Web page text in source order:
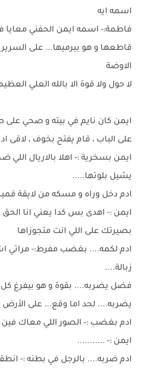
اسمه ايه
فاطمة:- اسمه ايمن الحفني معايا
قاطعها و هو بيرميها... على
الاوضة
لا حول ولا قوة الا بالله العلي
ايمن كان نايم في بيته و صحي
على الباب ، قام يفتح بخوف ، لاقى
ايمن بسخرية :- اهلا بالاريال اللي
يشيل بلوتها.....
ادم دخل وراه و مسكه من لايقة
ايمن :- اهدى بس كدا يعني انا الحق
بصيرتك على اللي انت متجوزاها
ادم لكمه.... بغضب مفرط:- مراتي
زبالة....
فضل يضربه.... بقوة و هو بيفرغ
يضربه.... لحد اما وقع... على الأرض
ادم بغضب :- الصور اللي معاك فين
ايمن :- ...........
ادم ضربه.... بالرجل في بطنه :-